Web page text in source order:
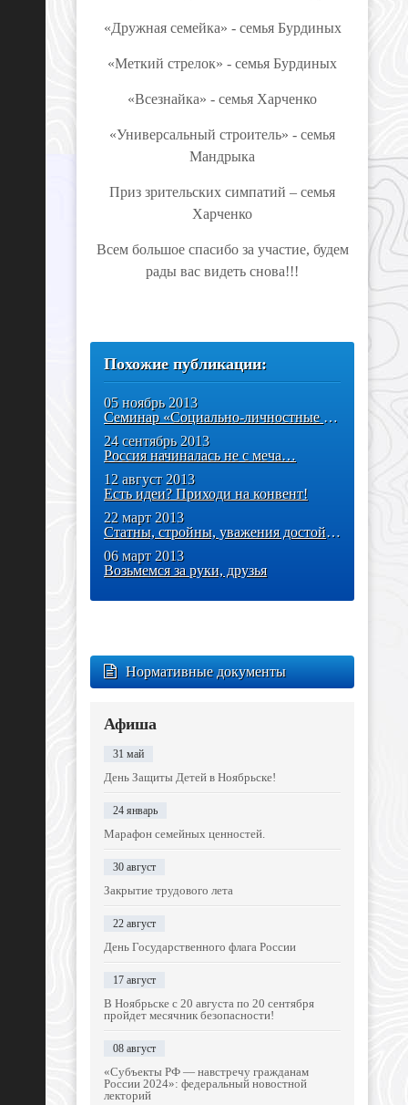
«Дружная семейка» - семья Бурдиных
«Меткий стрелок» - семья Бурдиных
«Всезнайка» - семья Харченко
«Универсальный строитель» - семья
Мандрыка
Приз зрительских симпатий – семья
Харченко
Всем большое спасибо за участие, будем
рады вас видеть снова!!!
Похожие публикации:
05 ноябрь 2013
Семинар «Социально-личностные компетенции и условия их развития»
24 сентябрь 2013
Россия начиналась не с меча…
12 август 2013
Есть идеи? Приходи на конвент!
22 март 2013
Статны, стройны, уважения достойны
06 март 2013
Возьмемся за руки, друзья
Нормативные документы
Афиша
31 май
День Защиты Детей в Ноябрьске!
24 январь
Марафон семейных ценностей.
30 август
Закрытие трудового лета
22 август
День Государственного флага России
17 август
В Ноябрьске с 20 августа по 20 сентября
пройдет месячник безопасности!
08 август
«Субъекты РФ — навстречу гражданам
России 2024»: федеральный новостной
лекторий